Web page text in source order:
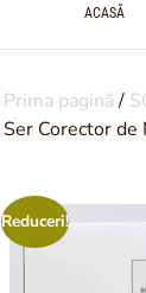
ACASĂ
Prima pagină/
Ser Corector de
Reduceri!